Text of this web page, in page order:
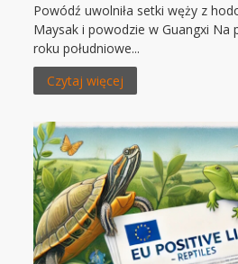
Powódź uwolniła setki węży z
Maysak i powodzie w Guangxi Na
roku południowe...
Czytaj więcej